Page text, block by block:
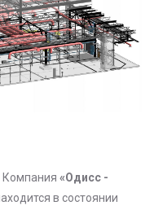
Компания «Одисс -
в состоянии